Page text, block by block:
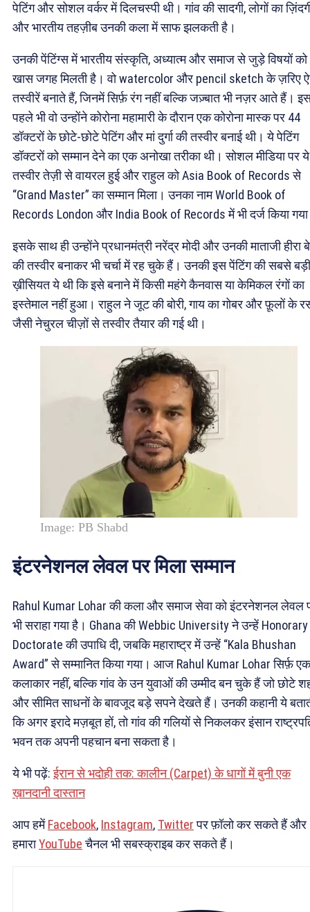
पेटिंग और सोशल वर्कर में दिलचस्पी थी। गांव की सादगी, लोगों का
और भारतीय तहज़ीब उनकी कला में साफ झलकती है।
उनकी पेंटिंग्स में भारतीय संस्कृति, अध्यात्म और समाज से जुड़े विषयों को
खास जगह मिलती है। वो watercolor और pencil sketch के ज़रिए
तस्वीरें बनाते हैं, जिनमें सिर्फ़ रंग नहीं बल्कि जज़्बात भी नज़र आते हैं।
पहले भी वो उन्होंने कोरोना महामारी के दौरान एक कोरोना मास्क पर 44
डॉक्टरों के छोटे-छोटे पेटिंग और मां दुर्गा की तस्वीर बनाई थी। ये पेटिंग
डॉक्टरों को सम्मान देने का एक अनोखा तरीका थी। सोशल मीडिया पर ये
तस्वीर तेज़ी से वायरल हुई और राहुल को Asia Book of Records से
“Grand Master” का सम्मान मिला। उनका नाम World Book of
Records London और India Book of Records में भी दर्ज किया
इसके साथ ही उन्होंने प्रधानमंत्री नरेंद्र मोदी और उनकी माताजी हीरा
की तस्वीर बनाकर भी चर्चा में रह चुके हैं। उनकी इस पेंटिंग की सबसे बड़ी
ख़ीसियत ये थी कि इसे बनाने में किसी महंगे कैनवास या केमिकल रंगों का
इस्तेमाल नहीं हुआ। राहुल ने जूट की बोरी, गाय का गोबर और फ़ूलों के
जैसी नेचुरल चीज़ों से तस्वीर तैयार की गई थी।
Image: PB Shabd
इंटरनेशनल लेवल पर मिला सम्मान
Rahul Kumar Lohar की कला और समाज सेवा को इंटरनेशनल लेवल
भी सराहा गया है। Ghana की Webbic University ने उन्हें Honorary
Doctorate की उपाधि दी, जबकि महाराष्ट्र में उन्हें “Kala Bhushan
Award” से सम्मानित किया गया। आज Rahul Kumar Lohar सिर्फ़ एक
कलाकार नहीं, बल्कि गांव के उन युवाओं की उम्मीद बन चुके हैं जो छोटे
और सीमित साधनों के बावजूद बड़े सपने देखते हैं। उनकी कहानी ये
कि अगर इरादे मज़बूत हों, तो गांव की गलियों से निकलकर इंसान
भवन तक अपनी पहचान बना सकता है।
ये भी पढ़ें:ईरान से भदोही तक: कालीन (Carpet) के धागों में बुनी एक
ख़ानदानी दास्तान
आप हमेंFacebook, Instagram, Twitterपर फ़ॉलो कर सकते हैं और
हमाराYouTubeचैनल भी सबस्क्राइब कर सकते हैं।